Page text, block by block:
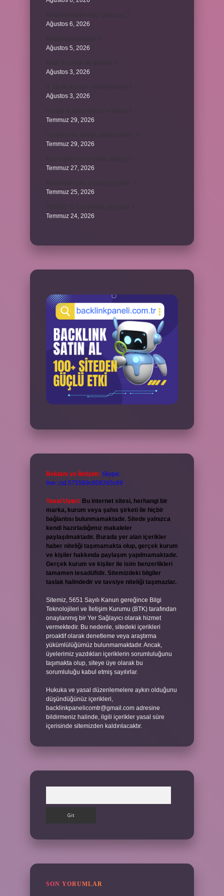
Ağustos 6, 2026
Ağustos 5, 2026
Ağustos 3, 2026
Ağustos 3, 2026
Temmuz 29, 2026
Temmuz 29, 2026
Temmuz 27, 2026
Temmuz 25, 2026
Temmuz 24, 2026
Reklam ve İletişim: Skype:
live:.cid.575569c608265c69
Yasal Uyarı: Bu internet sitesi, herhangi bir
marka, kurum veya şahıs şirketi ile hiçbir
bağlantısı bulunmamaktadır. Sitede yalnızca
kendi hazırladığımız makaleler
paylaşılmaktadır. Burada yer alan içerikler
haber niteliği taşımamakta olup, gerçek kurum
ve kişiler hakkında paylaşım yapılmamaktadır.
Gerçek kurum ve kişiler ile isim benzerlikleri
tamamen tesadüfidir. Sitemizdeki bilgiler
taslak halindedir ve tavsiye niteliği taşımazlar.
Sitemiz, 5651 Sayılı Kanun gereğince Bilgi
Teknolojileri ve İletişim Kurumu (BTK) tarafından
onaylanmış bir Yer Sağlayıcı olarak hizmet
vermektedir. Bu nedenle, sitedeki içerikleri
proaktif olarak denetleme veya araştırma
yükümlülüğümüz bulunmamaktadır. Ancak,
üyelerimiz yazdıkları içeriklerin sorumluluğunu
taşımakta olup, siteye üye olarak bu
sorumluluğu kabul etmiş sayılırlar.
Hukuka ve yasal düzenlemelere aykırı olduğunu
düşündüğünüz içerikleri,
backlinkpanelicomtr@gmail.com adresine
bildirmeniz halinde, ilgili içerikler yasal süre
içerisinde sitemizden kaldırılacaktır.
SON YORUMLAR